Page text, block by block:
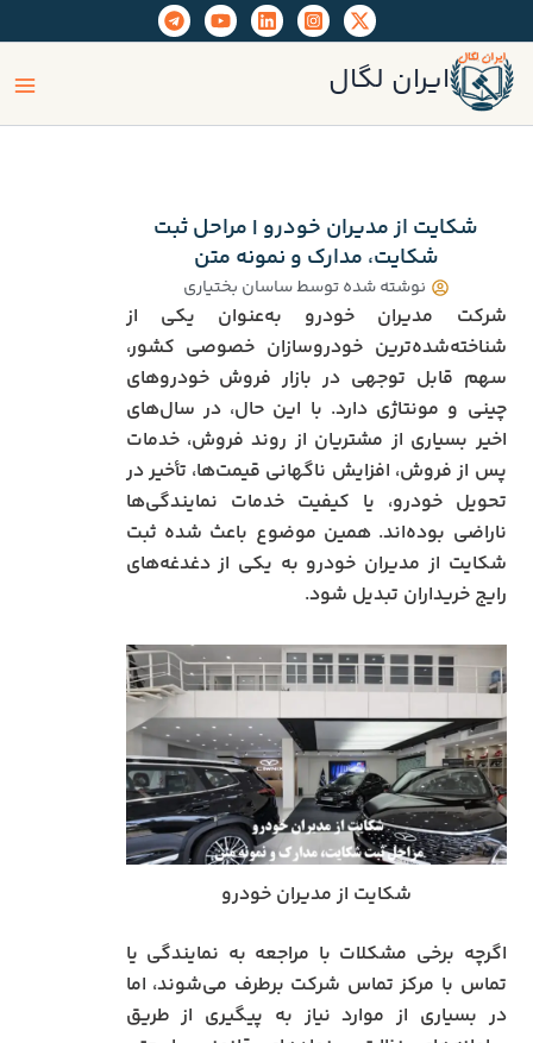
به
محتوا
ایران لگال
شکایت از مدیران خودرو | مراحل ثبت
شکایت، مدارک و نمونه متن
نوشته شده توسطساسان بختیاری
شرکت مدیران خودرو به‌عنوان یکی از
شناخته‌شده‌ترین خودروسازان خصوصی کشور،
سهم قابل توجهی در بازار فروش خودروهای
چینی و مونتاژی دارد. با این حال، در سال‌های
اخیر بسیاری از مشتریان از روند فروش، خدمات
پس از فروش، افزایش ناگهانی قیمت‌ها، تأخیر در
تحویل خودرو، یا کیفیت خدمات نمایندگی‌ها
ناراضی بوده‌اند. همین موضوع باعث شده ثبت
شکایت از مدیران خودرو به یکی از دغدغه‌های
رایج خریداران تبدیل شود.
شکایت از مدیران خودرو
اگرچه برخی مشکلات با مراجعه به نمایندگی یا
تماس با مرکز تماس شرکت برطرف می‌شوند، اما
در بسیاری از موارد نیاز به پیگیری از طریق